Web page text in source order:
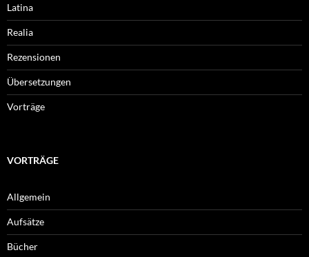
Latina
Realia
Rezensionen
Übersetzungen
Vorträge
VORTRÄGE
Allgemein
Aufsätze
Bücher